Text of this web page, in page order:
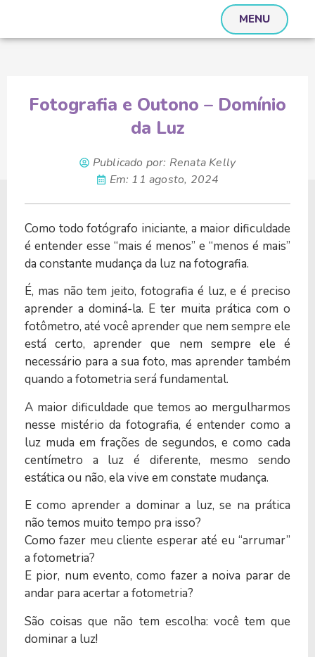
MENU
Fotografia e Outono – Domínio
da Luz
Publicado por: Renata Kelly
Em: 11 agosto, 2024
Como todo fotógrafo iniciante, a maior dificuldade
é entender esse “mais é menos” e “menos é mais”
da constante mudança da luz na fotografia.
É, mas não tem jeito, fotografia é luz, e é preciso
aprender a dominá-la. E ter muita prática com o
fotômetro, até você aprender que nem sempre ele
está certo, aprender que nem sempre ele é
necessário para a sua foto, mas aprender também
quando a fotometria será fundamental.
A maior dificuldade que temos ao mergulharmos
nesse mistério da fotografia, é entender como a
luz muda em frações de segundos, e como cada
centímetro a luz é diferente, mesmo sendo
estática ou não, ela vive em constate mudança.
E como aprender a dominar a luz, se na prática
não temos muito tempo pra isso?
Como fazer meu cliente esperar até eu “arrumar”
a fotometria?
E pior, num evento, como fazer a noiva parar de
andar para acertar a fotometria?
São coisas que não tem escolha: você tem que
dominar a luz!